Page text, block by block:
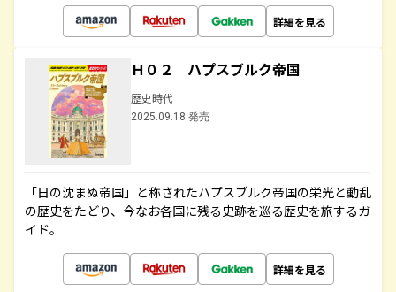
詳細を見る
Ｈ０２ ハプスブルク帝国
歴史時代
2025.09.18 発売
「日の沈まぬ帝国」と称されたハプスブルク帝国の栄光と動乱
の歴史をたどり、今なお各国に残る史跡を巡る歴史を旅するガ
イド。
詳細を見る